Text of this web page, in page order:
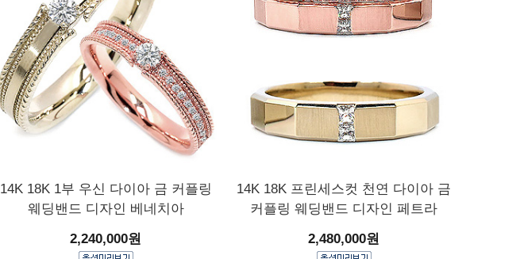
14K 18K 1부 우신 다이아 금 커플링
웨딩밴드 디자인 베네치아
2,240,000원
14K 18K 프린세스컷 천연 다이아 금
커플링 웨딩밴드 디자인 페트라
2,480,000원